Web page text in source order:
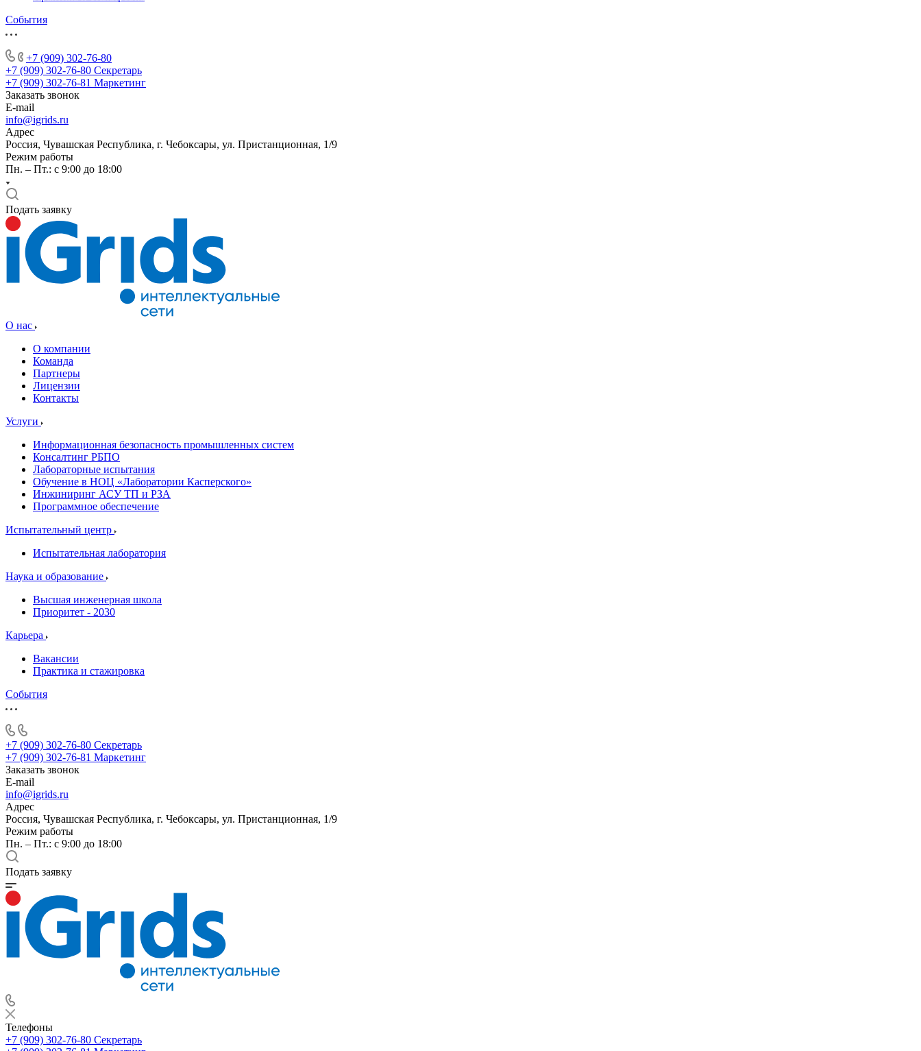
События
+7 (909) 302-76-80
+7 (909) 302-76-80 Секретарь
+7 (909) 302-76-81 Маркетинг
Заказать звонок
E-mail
info@igrids.ru
Адрес
Россия, Чувашская Республика, г. Чебоксары, ул. Пристанционная, 1/9
Режим работы
Пн. – Пт.: с 9:00 до 18:00
Подать заявку
О нас
О компании
Команда
Партнеры
Лицензии
Контакты
Услуги
Информационная безопасность промышленных систем
Консалтинг РБПО
Лабораторные испытания
Обучение в НОЦ «Лаборатории Касперского»
Инжиниринг АСУ ТП и РЗА
Программное обеспечение
Испытательный центр
Испытательная лаборатория
Наука и образование
Высшая инженерная школа
Приоритет - 2030
Карьера
Вакансии
Практика и стажировка
События
+7 (909) 302-76-80 Секретарь
+7 (909) 302-76-81 Маркетинг
Заказать звонок
E-mail
info@igrids.ru
Адрес
Россия, Чувашская Республика, г. Чебоксары, ул. Пристанционная, 1/9
Режим работы
Пн. – Пт.: с 9:00 до 18:00
Подать заявку
Телефоны
+7 (909) 302-76-80 Секретарь